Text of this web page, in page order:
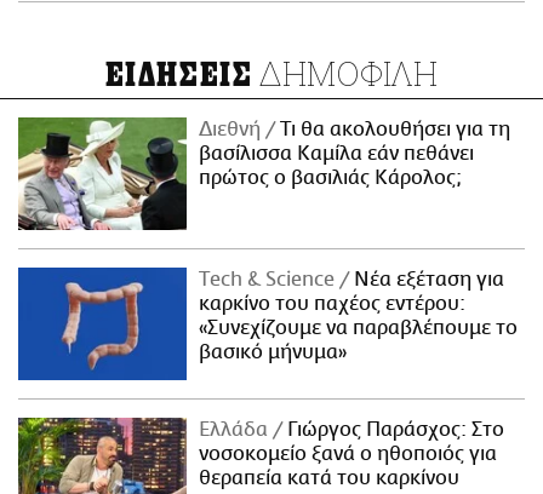
ΕΙΔΗΣΕΙΣ ΔΗΜΟΦΙΛΗ
Διεθνή
Τι θα ακολουθήσει για τη
βασίλισσα Καμίλα εάν πεθάνει
πρώτος ο βασιλιάς Κάρολος;
Τech & Science
Νέα εξέταση για
καρκίνο του παχέος εντέρου:
«Συνεχίζουμε να παραβλέπουμε το
βασικό μήνυμα»
Ελλάδα
Γιώργος Παράσχος: Στο
νοσοκομείο ξανά ο ηθοποιός για
θεραπεία κατά του καρκίνου